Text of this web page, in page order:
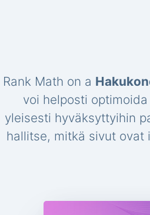
Rank Math on a
voi helposti
yleisesti hyväksyttyihin
hallitse, mitkä sivut ovat